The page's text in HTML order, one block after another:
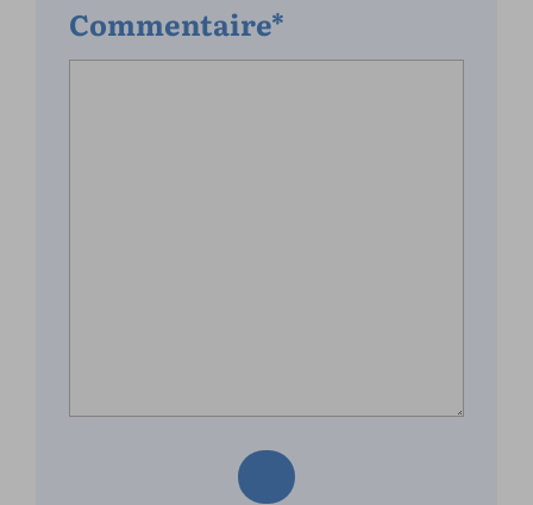
Commentaire*